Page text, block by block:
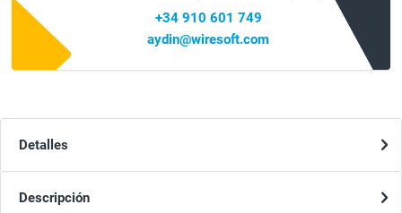
+34 910 601 749
aydin@wiresoft.com
Detalles
Descripción